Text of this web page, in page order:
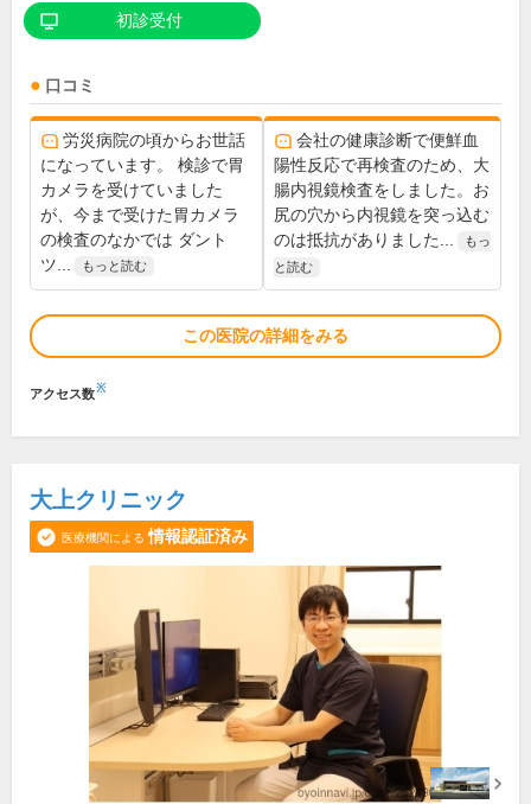
初診受付
口コミ
労災病院の頃からお世話
になっています。 検診で胃
カメラを受けていました
が、今まで受けた胃カメラ
の検査のなかでは ダント
ツ...
もっと読む
会社の健康診断で便鮮血
陽性反応で再検査のため、大
腸内視鏡検査をしました。お
尻の穴から内視鏡を突っ込む
のは抵抗がありました...
もっ
と読む
この医院の詳細をみる
アクセス数※
大上クリニック
医療機関による 情報認証済み